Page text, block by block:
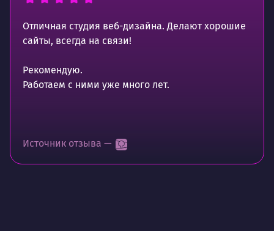
Отличная студия веб-дизайна. Делают хорошие
сайты, всегда на связи!
Рекомендую.
Работаем с ними уже много лет.
Источник отзыва —